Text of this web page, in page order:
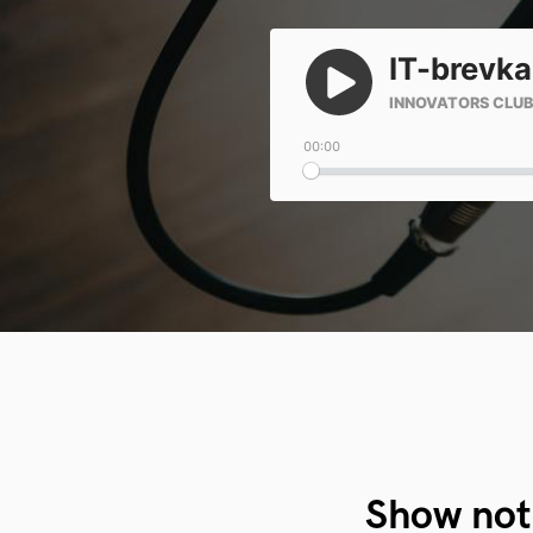
Show